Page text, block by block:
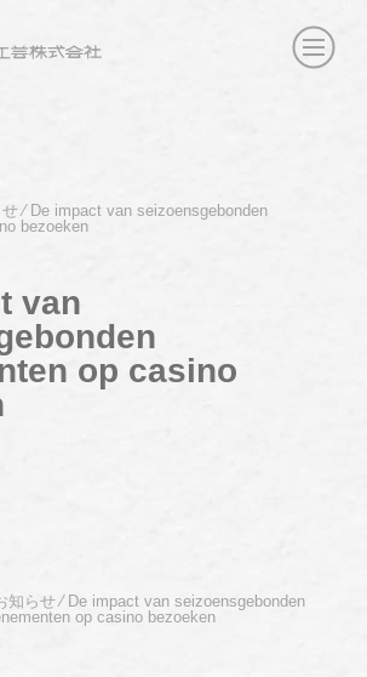
⁄ De impact van seizoensgebonden
bezoeken
van
op casino
知らせ⁄ De impact van seizoensgebonden
op casino bezoeken